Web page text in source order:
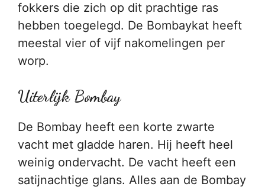
fokkers die zich op dit prachtige ras
hebben toegelegd. De Bombaykat heeft
meestal vier of vijf nakomelingen per
worp.
Uiterlijk Bombay
De Bombay heeft een korte zwarte
vacht met gladde haren. Hij heeft heel
weinig ondervacht. De vacht heeft een
satijnachtige glans. Alles aan de Bombay